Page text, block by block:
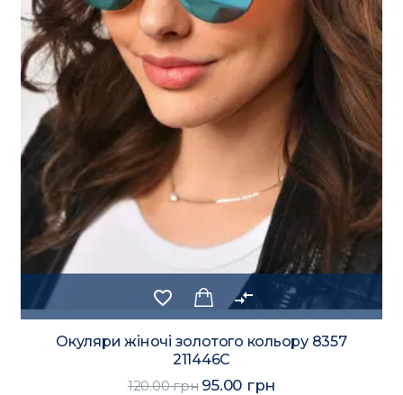
favorite_border compare_arrows
Окуляри жіночі золотого кольору 8357
211446C
120.00 грн 95.00 грн